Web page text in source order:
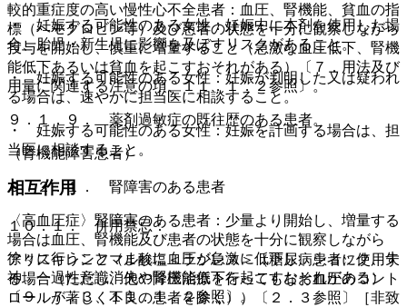
・ 妊娠する可能性のある女性：妊娠中に本剤を使用した場
合、胎児・新生児に影響を及ぼすリスクがあること。
・ 妊娠する可能性のある女性：妊娠が判明した又は疑われ
る場合は、速やかに担当医に相談すること。
・ 妊娠する可能性のある女性：妊娠を計画する場合は、担
当医に相談すること。
相互作用
１０．１． 併用禁忌：
アリスキレンフマル酸塩＜ラジレス＞（糖尿病患者に使用す
る場合（ただし、他の降圧治療を行ってもなお血圧のコント
ロールが著しく不良の患者を除く））〔２．３参照〕［非致
較的重症度の高い慢性心不全患者：血圧、腎機能、貧血の指
標（ヘモグロビン等）及び患者の状態を十分に観察しながら
投与を開始し、慎重に増量すること（急激な血圧低下、腎機
能低下あるいは貧血を起こすおそれがある）〔７．用法及び
用量に関連する注意の項、１１．１．２参照〕。
９．１．９． 薬剤過敏症の既往歴のある患者。
（腎機能障害患者）
９．２．１． 腎障害のある患者
〈高血圧症〉腎障害のある患者：少量より開始し、増量する
場合は血圧、腎機能及び患者の状態を十分に観察しながら
徐々に行うこと（まれに血圧が急激に低下し、ショック、失
神、一過性意識消失や腎機能低下を起こすおそれがある）
〔９．７．３、１１．１．２参照〕。